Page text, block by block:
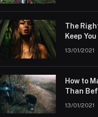
The
Keep
13/01/2021
How to
Than
13/01/2021